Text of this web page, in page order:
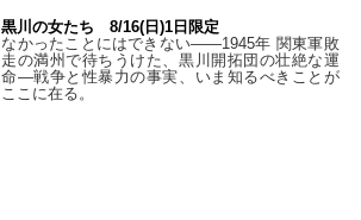
黒川の女たち 8/16(日)1日限定
なかったことにはできない——1945年 関東軍敗
走の満州で待ちうけた、黒川開拓団の壮絶な運
命―戦争と性暴力の事実、いま知るべきことが
ここに在る。